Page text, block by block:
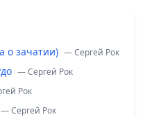
о зачатии) — Сергей Рок
— Сергей Рок
Рок
— Сергей Рок